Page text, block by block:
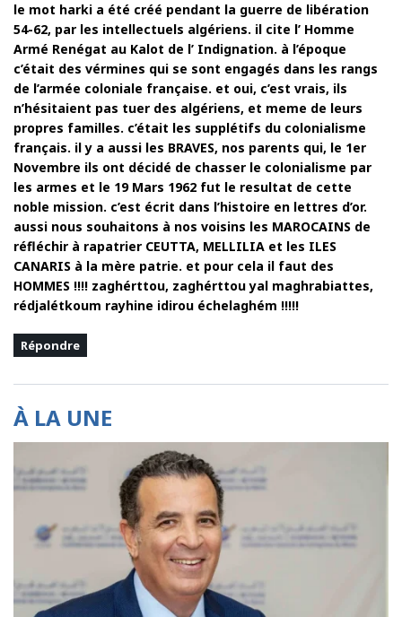
le mot harki a été créé pendant la guerre de libération
54-62, par les intellectuels algériens. il cite l’ Homme
Armé Renégat au Kalot de l’ Indignation. à l’époque
c’était des vérmines qui se sont engagés dans les rangs
de l’armée coloniale française. et oui, c’est vrais, ils
n’hésitaient pas tuer des algériens, et meme de leurs
propres familles. c’était les supplétifs du colonialisme
français. il y a aussi les BRAVES, nos parents qui, le 1er
Novembre ils ont décidé de chasser le colonialisme par
les armes et le 19 Mars 1962 fut le resultat de cette
noble mission. c’est écrit dans l’histoire en lettres d’or.
aussi nous souhaitons à nos voisins les MAROCAINS de
réfléchir à rapatrier CEUTTA, MELLILIA et les ILES
CANARIS à la mère patrie. et pour cela il faut des
HOMMES !!!! zaghérttou, zaghérttou yal maghrabiattes,
rédjalétkoum rayhine idirou échelaghém !!!!!
Répondre
À LA UNE